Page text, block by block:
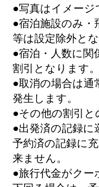
●写真はイメージ
●宿泊施設のみ・
等は設定除外とな
●宿泊・人数に関
割引となります。
●取消の場合は通
発生します。
●その他の割引と
●出発済の記録に
予約済の記録に
来ません。
●旅行代金がクー